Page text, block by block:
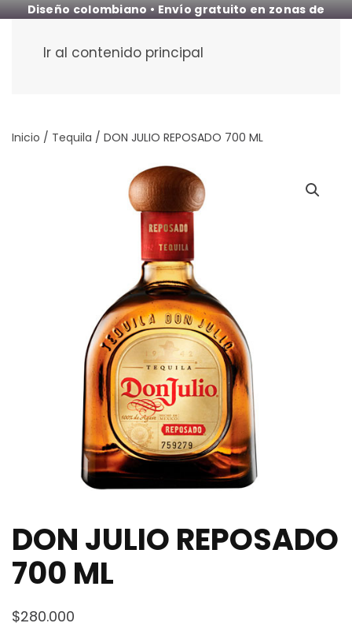
Diseño colombiano • Envío gratuito en zonas de
Ir al contenido principal
Inicio / Tequila / DON JULIO REPOSADO 700 ML
DON JULIO REPOSADO
700 ML
$280.000